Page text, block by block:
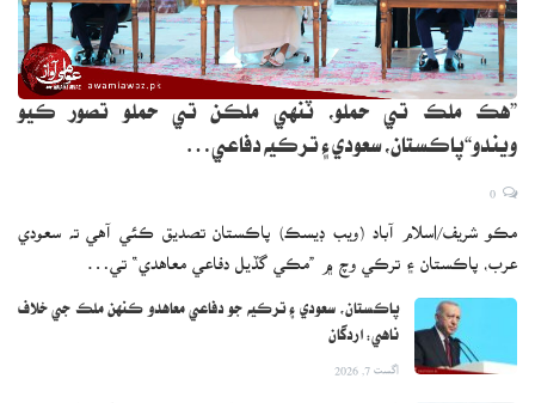
”هڪ ملڪ تي حملو، ٽنهي ملڪن تي حملو تصور ڪيو
ويندو“پاڪستان، سعودي ۽ ترڪيه دفاعي…
مڪو شريف/اسلام آباد (ويب ڊيسڪ) پاڪستان تصديق ڪئي آهي ته سعودي
عرب، پاڪستان ۽ ترڪي وچ ۾ ”مڪي گڏيل دفاعي معاهدي“ تي…
پاڪستان، سعودي ۽ ترڪيه جو دفاعي معاهدو ڪنهن ملڪ جي خلاف
ناهي: اردگان
اگست 7, 2026